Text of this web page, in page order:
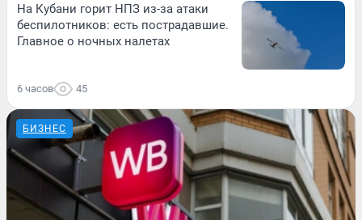
На Кубани горит НПЗ из-за атаки
беспилотников: есть пострадавшие.
Главное о ночных налетах
6 часов 45
БИЗНЕС